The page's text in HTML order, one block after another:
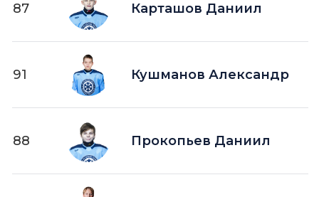
87 Карташов Даниил
91 Кушманов Александр
88 Прокопьев Даниил